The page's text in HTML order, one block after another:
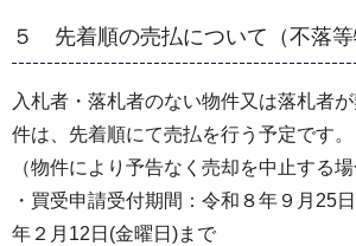
５ 先着順の売払について（不落等
入札者・落札者のない物件又は落札者
件は、先着順にて売払を行う予定です。
（物件により予告なく売却を中止する
・買受申請受付期間：令和８年９月25
年２月12日(金曜日)まで